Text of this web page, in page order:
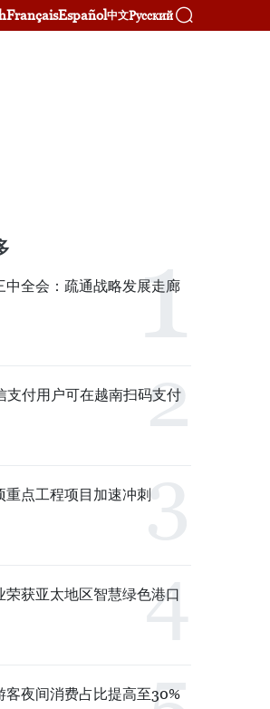
FrançaisEspañol中文Русский
中全会：疏通战略发展走廊
支付用户可在越南扫码支付
重点工程项目加速冲刺
荣获亚太地区智慧绿色港口
客夜间消费占比提高至30%